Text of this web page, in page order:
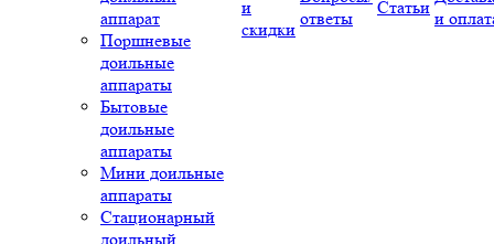
аппарат
Поршневые
доильные
аппараты
Бытовые
доильные
аппараты
Мини доильные
аппараты
Стационарный
доильный
и
скидки
ответы
Статьи
и